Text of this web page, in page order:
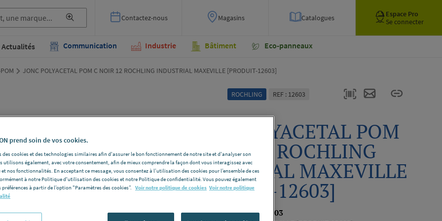
Contactez-nous Magasins Catalogues
Espace Pro
Se connecter
Actualités Communication Industrie Bâtiment Eco-panneaux
JONC POLYACETAL POM C NOIR 12 ROCHLING INDUSTRIAL MAXEVILLE [PRODUIT-12603]
ROCHLING REF : 12603
JONC POLYACETAL POM
C NOIR 12 ROCHLING
INDUSTRIAL MAXEVILLE
[PRODUIT-12603]
ROCHLING PRODUIT-12603
prend soin de vos cookies.
des cookies et des technologies similaires afin d'assurer le bon fonctionnement de notre site et d'analyser son
utilisons également, avec votre consentement, afin de mieux comprendre la façon dont vous interagissez avec
nos fonctionnalités. En acceptant ce message, vous consentez à l’utilisation des cookies pour l’ensemble de ces
à notre Politique d'utilisation des cookies et notre Politique de confidentialité. Vous pouvez également
à partir de l’option "Paramètres des cookies”. Voir notre politique de cookies Voir notre politique